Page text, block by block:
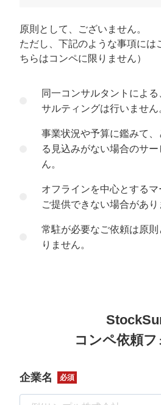
原則として、ございません。
ただし、下記のような事項には
ちらはコンペに限りません）
同一コンサルタントによ
サルティングは行いません
事業状況や予算に鑑みて
る見込みがない場合のサ
ん。
オフラインを中心とする
ご提供できない場合があり
常駐が必要なご依頼は原
りません。
コンペ依頼
企業名 必須